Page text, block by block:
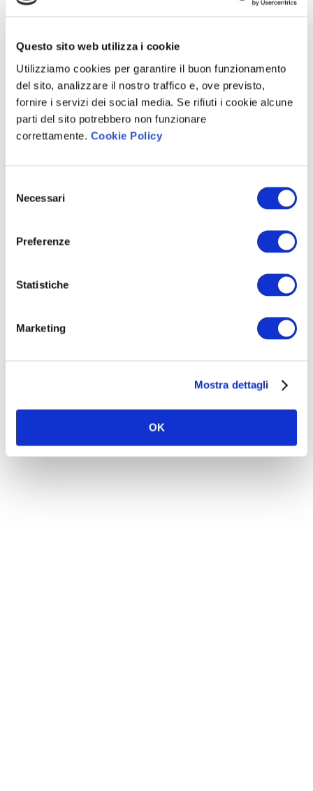
Questo sito web utilizza i cookie
Utilizziamo cookies per garantire il buon funzionamento
del sito, analizzare il nostro traffico e, ove previsto,
fornire i servizi dei social media. Se rifiuti i cookie alcune
parti del sito potrebbero non funzionare
correttamente. Cookie Policy
delNecessari
Preferenze
Statistiche
Marketing
Mostra dettagli
OK